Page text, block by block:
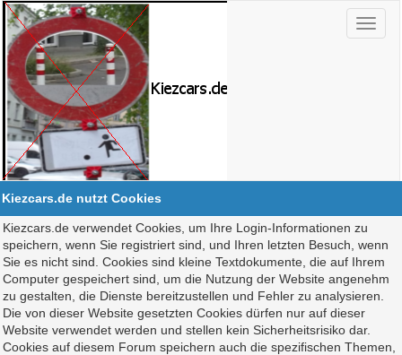
Kiezcars.de nutzt Cookies
Kiezcars.de verwendet Cookies, um Ihre Login-Informationen zu
speichern, wenn Sie registriert sind, und Ihren letzten Besuch, wenn
Sie es nicht sind. Cookies sind kleine Textdokumente, die auf Ihrem
Computer gespeichert sind, um die Nutzung der Website angenehm
zu gestalten, die Dienste bereitzustellen und Fehler zu analysieren.
Die von dieser Website gesetzten Cookies dürfen nur auf dieser
Website verwendet werden und stellen kein Sicherheitsrisiko dar.
Cookies auf diesem Forum speichern auch die spezifischen Themen,